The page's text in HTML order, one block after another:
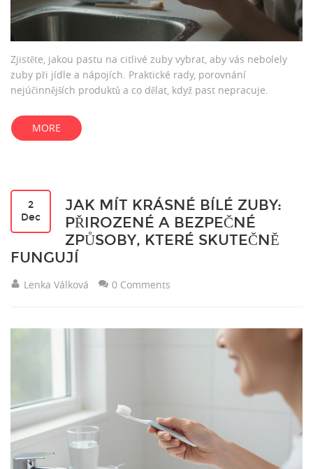
Zjistěte, jakou pastu na citlivé zuby vybrat, aby vás nebolely
zuby při jídle a nápojích. Praktické rady, porovnání
nejúčinnějších produktů a co dělat, když past nepracuje.
MORE
2
Dec
JAK MÍT KRÁSNÉ BÍLÉ ZUBY:
PŘIROZENÉ A BEZPEČNÉ
ZPŮSOBY, KTERÉ SKUTEČNĚ
FUNGUJÍ
Lenka Válková 0 Comments